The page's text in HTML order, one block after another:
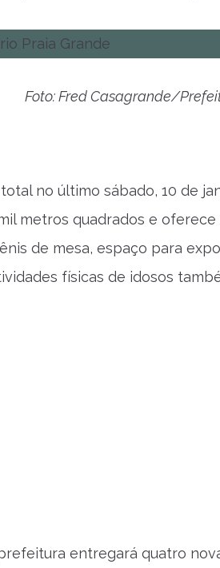
Foto: Fred Casagrande/
no último sábado, 10 de
metros quadrados e
de mesa, espaço para
físicas de idosos
entregará quatro